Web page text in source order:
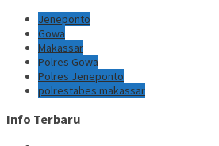
Jeneponto
Gowa
Makassar
Polres Gowa
Polres Jeneponto
polrestabes makassar
Info Terbaru